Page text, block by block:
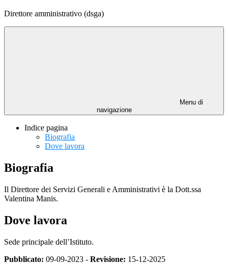
Direttore amministrativo (dsga)
Menu di
navigazione
Indice pagina
Biografia
Dove lavora
Biografia
Il Direttore dei Servizi Generali e Amministrativi è la Dott.ssa
Valentina Manis.
Dove lavora
Sede principale dell’Istituto.
Pubblicato: 09-09-2023 - Revisione: 15-12-2025